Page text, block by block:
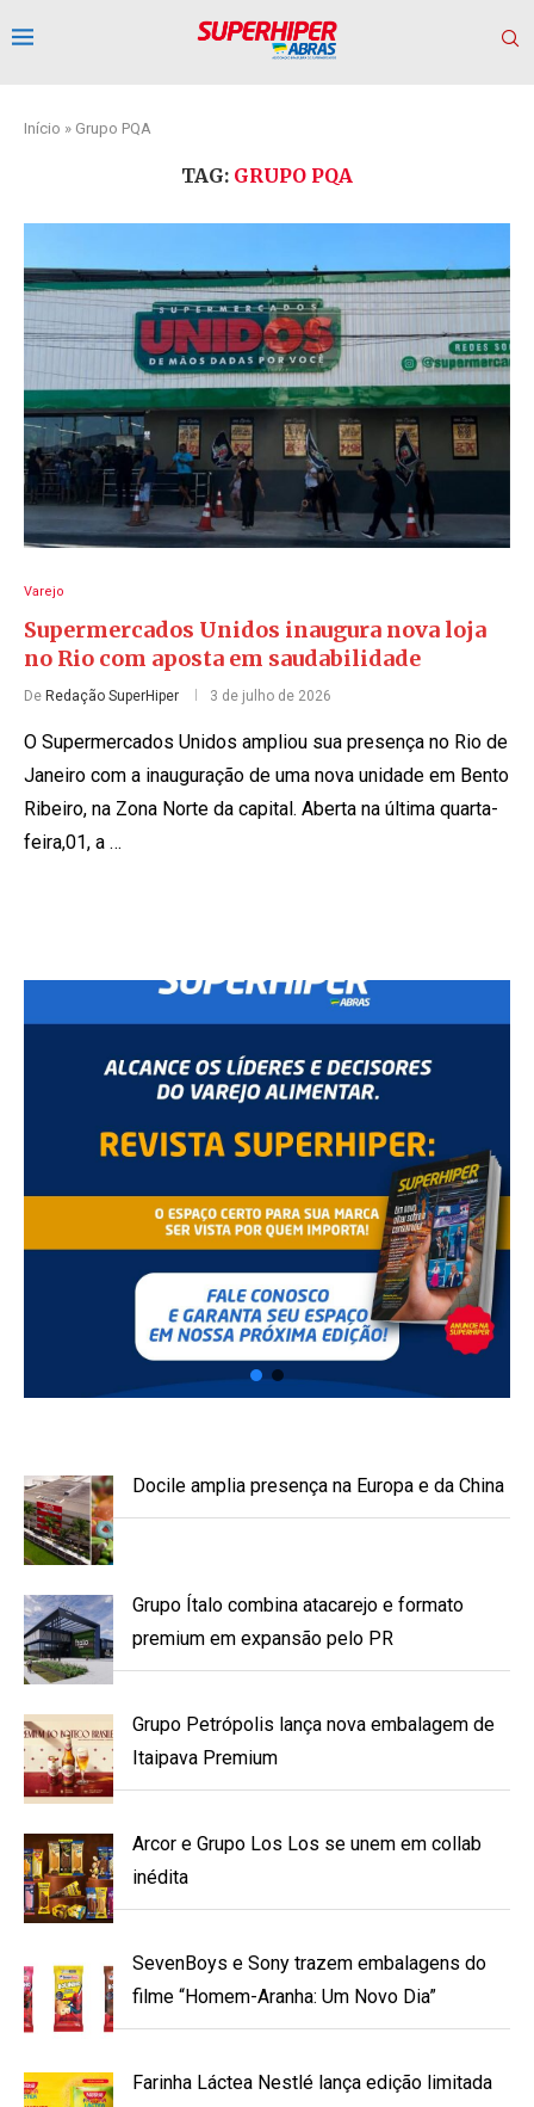
Início » Grupo PQA
TAG: GRUPO PQA
Varejo
Supermercados Unidos inaugura nova loja
no Rio com aposta em saudabilidade
De Redação SuperHiper 3 de julho de 2026
O Supermercados Unidos ampliou sua presença no Rio de
Janeiro com a inauguração de uma nova unidade em Bento
Ribeiro, na Zona Norte da capital. Aberta na última quarta-
feira,01, a …
Docile amplia presença na Europa e da China
Grupo Ítalo combina atacarejo e formato
premium em expansão pelo PR
Grupo Petrópolis lança nova embalagem de
Itaipava Premium
Arcor e Grupo Los Los se unem em collab
inédita
SevenBoys e Sony trazem embalagens do
filme “Homem-Aranha: Um Novo Dia”
Farinha Láctea Nestlé lança edição limitada